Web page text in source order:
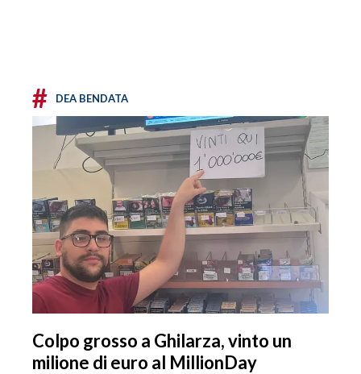
# DEA BENDATA
Colpo grosso a Ghilarza, vinto un
milione di euro al MillionDay